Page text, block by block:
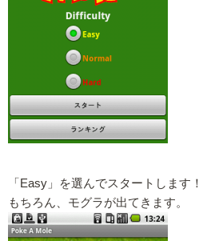
「Easy」を選んでスタートします！
もちろん、モグラが出てきます。